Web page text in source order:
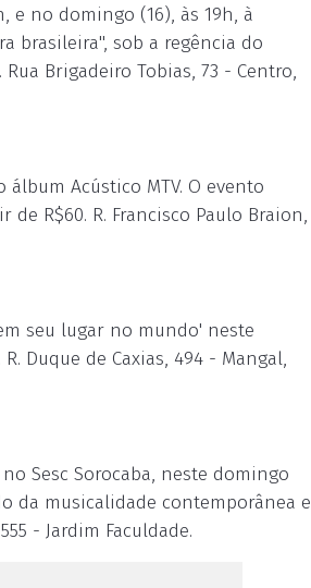
e no domingo (16), às 19h, à
brasileira", sob a regência do
Brigadeiro Tobias, 73 - Centro,
Acústico MTV. O evento
R$60. R. Francisco Paulo Braion,
seu lugar no mundo' neste
Duque de Caxias, 494 - Mangal,
Sesc Sorocaba, neste domingo
da musicalidade contemporânea e
- Jardim Faculdade.